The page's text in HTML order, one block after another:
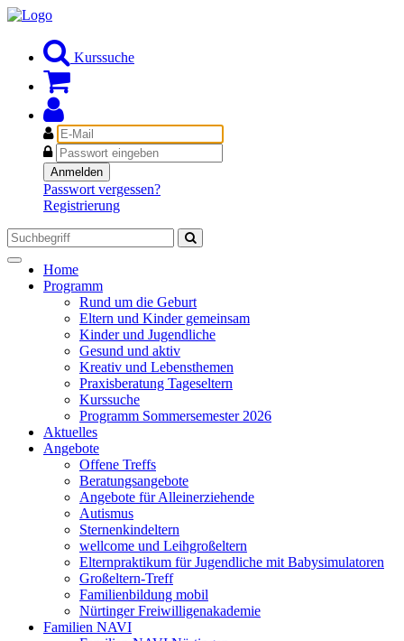
Kurssuche
E-
Mail
Passwort
Anmelden
Passwort vergessen?
Registrierung
Toggle
navigation
Home
Programm
Rund um die Geburt
Eltern und Kinder gemeinsam
Kinder und Jugendliche
Gesund und aktiv
Kreativ und Lebensthemen
Praxisberatung Tageseltern
Kurssuche
Programm Sommersemester 2026
Aktuelles
Angebote
Offene Treffs
Beratungsangebote
Angebote für Alleinerziehende
Autismus
Sternenkindeltern
wellcome und Leihgroßeltern
Elternpraktikum für Jugendliche mit Babysimulatoren
Großeltern-Treff
Familienbildung mobil
Nürtinger Freiwilligenakademie
Familien NAVI